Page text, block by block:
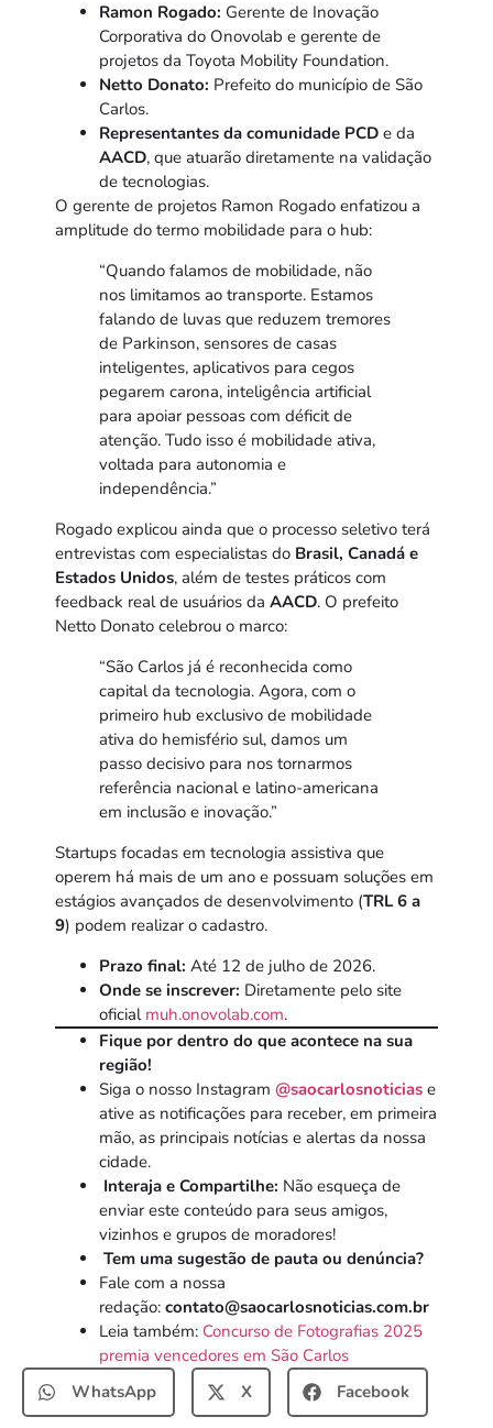
Ramon Rogado: Gerente de Inovação
Corporativa do Onovolab e gerente de
projetos da Toyota Mobility Foundation.
Netto Donato: Prefeito do município de São
Carlos.
Representantes da comunidade PCD e da
AACD, que atuarão diretamente na validação
de tecnologias.
O gerente de projetos Ramon Rogado enfatizou a
amplitude do termo mobilidade para o hub:
“Quando falamos de mobilidade, não
nos limitamos ao transporte. Estamos
falando de luvas que reduzem tremores
de Parkinson, sensores de casas
inteligentes, aplicativos para cegos
pegarem carona, inteligência artificial
para apoiar pessoas com déficit de
atenção. Tudo isso é mobilidade ativa,
voltada para autonomia e
independência.”
Rogado explicou ainda que o processo seletivo terá
entrevistas com especialistas do Brasil, Canadá e
Estados Unidos, além de testes práticos com
feedback real de usuários da AACD. O prefeito
Netto Donato celebrou o marco:
“São Carlos já é reconhecida como
capital da tecnologia. Agora, com o
primeiro hub exclusivo de mobilidade
ativa do hemisfério sul, damos um
passo decisivo para nos tornarmos
referência nacional e latino-americana
em inclusão e inovação.”
Startups focadas em tecnologia assistiva que
operem há mais de um ano e possuam soluções em
estágios avançados de desenvolvimento (TRL 6 a
9) podem realizar o cadastro.
Prazo final: Até 12 de julho de 2026.
Onde se inscrever: Diretamente pelo site
oficial muh.onovolab.com.
Fique por dentro do que acontece na sua
região!
Siga o nosso Instagram @saocarlosnoticias e
ative as notificações para receber, em primeira
mão, as principais notícias e alertas da nossa
cidade.
Interaja e Compartilhe: Não esqueça de
enviar este conteúdo para seus amigos,
vizinhos e grupos de moradores!
Tem uma sugestão de pauta ou denúncia?
Fale com a nossa
redação: contato@saocarlosnoticias.com.br
Leia também: Concurso de Fotografias 2025
premia vencedores em São Carlos
WhatsApp
X Facebook